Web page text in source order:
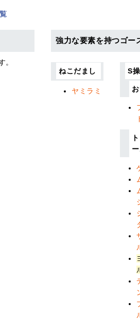
。
強力な要素を持つゴー
ねこだまし
ヤミラミ
S